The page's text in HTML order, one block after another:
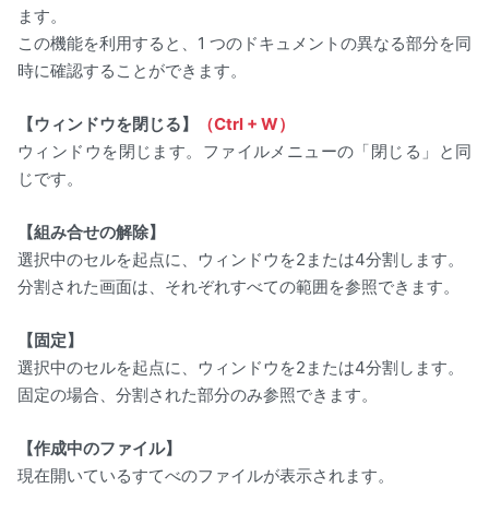
ます。
この機能を利用すると、1 つのドキュメントの異なる部分を同
時に確認することができます。
【ウィンドウを閉じる】
（Ctrl + W）
ウィンドウを閉じます。ファイルメニューの「閉じる」と同
じです。
【組み合せの解除】
選択中のセルを起点に、ウィンドウを2または4分割します。
分割された画面は、それぞれすべての範囲を参照できます。
【固定】
選択中のセルを起点に、ウィンドウを2または4分割します。
固定の場合、分割された部分のみ参照できます。
【作成中のファイル】
現在開いているすてべのファイルが表示されます。